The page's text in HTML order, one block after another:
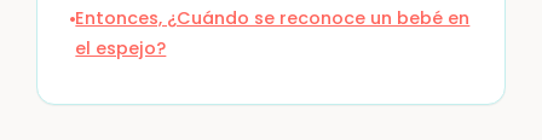
Entonces, ¿Cuándo se reconoce un bebé en
el espejo?